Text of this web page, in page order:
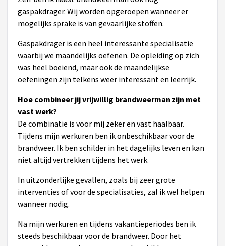
gaspakdrager. Wij worden opgeroepen wanneer er
mogelijks sprake is van gevaarlijke stoffen.
Gaspakdrager is een heel interessante specialisatie
waarbij we maandelijks oefenen. De opleiding op zich
was heel boeiend, maar ook de maandelijkse
oefeningen zijn telkens weer interessant en leerrijk.
Hoe combineer jij vrijwillig brandweerman zijn met
vast werk?
De combinatie is voor mij zeker en vast haalbaar.
Tijdens mijn werkuren ben ik onbeschikbaar voor de
brandweer. Ik ben schilder in het dagelijks leven en kan
niet altijd vertrekken tijdens het werk.
In uitzonderlijke gevallen, zoals bij zeer grote
interventies of voor de specialisaties, zal ik wel helpen
wanneer nodig.
Na mijn werkuren en tijdens vakantieperiodes ben ik
steeds beschikbaar voor de brandweer. Door het